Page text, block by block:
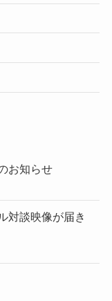
お知らせ
対談映像が届き